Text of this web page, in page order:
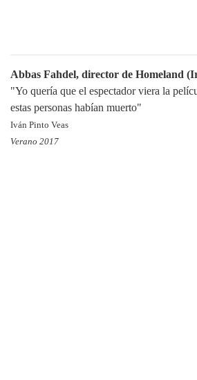
Abbas Fahdel, director de Homeland
"Yo quería que el espectador viera la
estas personas habían muerto"
Iván Pinto Veas
Verano 2017